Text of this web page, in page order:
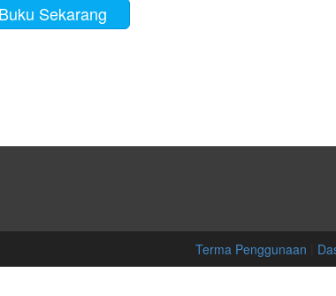
Sekarang
Terma Penggunaan